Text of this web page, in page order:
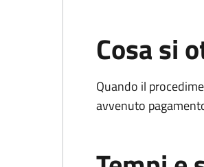
Cosa si
Quando il
avvenuto